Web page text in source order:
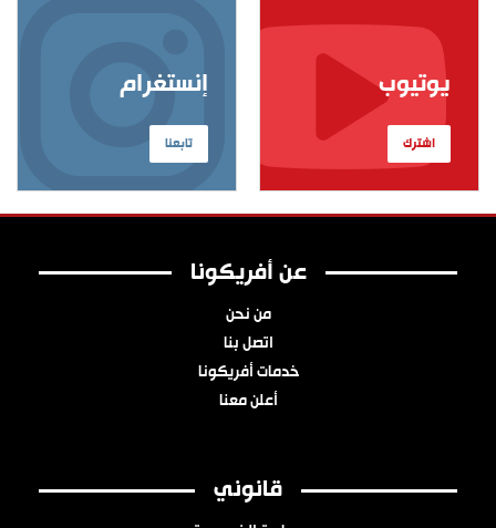
إنستغرام
تابعنا
يوتيوب
اشترك
عن أفريكونا
من نحن
اتصل بنا
خدمات أفريكونا
أعلن معنا
قانوني